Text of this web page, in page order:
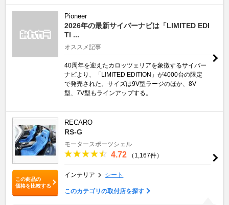
Pioneer
2026年の最新サイバーナビは「LIMITED EDI
TI ...
オススメ記事
40周年を迎えたカロッツェリアを象徴するサイバー
ナビより、「LIMITED EDITION」が4000台の限定
で発売された。サイズは9V型ラージのほか、8V
型、7V型もラインアップする。
この商品の
価格を比較する
RECARO
RS-G
モータースポーツシェル
4.72 （1,167件）
インテリア シート
このカテゴリの取付店を探す